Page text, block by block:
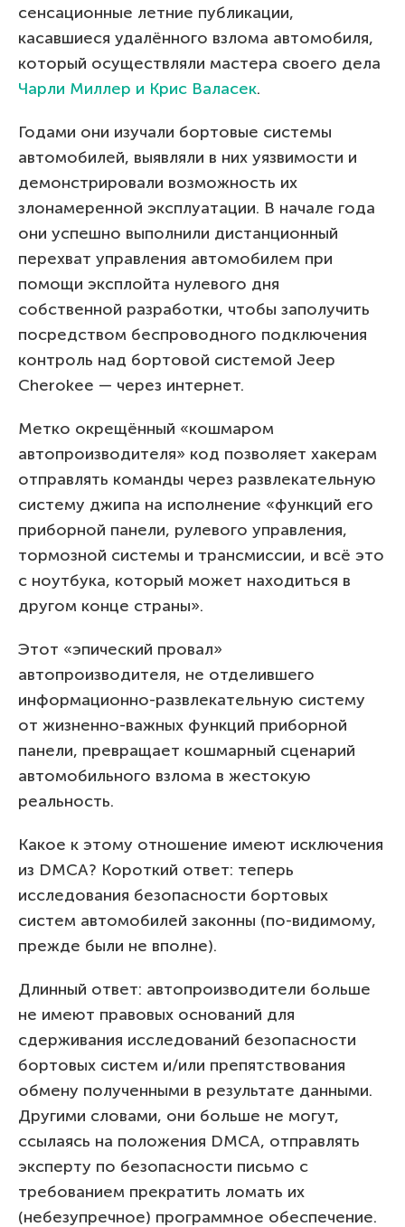
сенсационные летние публикации,
касавшиеся удалённого взлома автомобиля,
который осуществляли мастера своего дела
Чарли Миллер и Крис Валасек.
Годами они изучали бортовые системы
автомобилей, выявляли в них уязвимости и
демонстрировали возможность их
злонамеренной эксплуатации. В начале года
они успешно выполнили дистанционный
перехват управления автомобилем при
помощи эксплойта нулевого дня
собственной разработки, чтобы заполучить
посредством беспроводного подключения
контроль над бортовой системой Jeep
Cherokee — через интернет.
Метко окрещённый «кошмаром
автопроизводителя» код позволяет хакерам
отправлять команды через развлекательную
систему джипа на исполнение «функций его
приборной панели, рулевого управления,
тормозной системы и трансмиссии, и всё это
с ноутбука, который может находиться в
другом конце страны».
Этот «эпический провал»
автопроизводителя, не отделившего
информационно-развлекательную систему
от жизненно-важных функций приборной
панели, превращает кошмарный сценарий
автомобильного взлома в жестокую
реальность.
Какое к этому отношение имеют исключения
из DMCA? Короткий ответ: теперь
исследования безопасности бортовых
систем автомобилей законны (по-видимому,
прежде были не вполне).
Длинный ответ: автопроизводители больше
не имеют правовых оснований для
сдерживания исследований безопасности
бортовых систем и/или препятствования
обмену полученными в результате данными.
Другими словами, они больше не могут,
ссылаясь на положения DMCA, отправлять
эксперту по безопасности письмо с
требованием прекратить ломать их
(небезупречное) программное обеспечение.